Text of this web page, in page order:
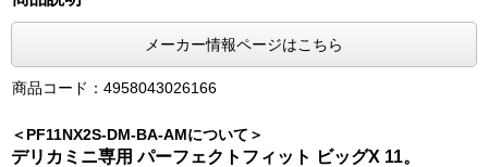
メーカー情報ページはこちら
商品コード：4958043026166
＜PF11NX2S-DM-BA-AMについて＞
デリカミニ専用 パーフェクトフィット ビッグX 11。